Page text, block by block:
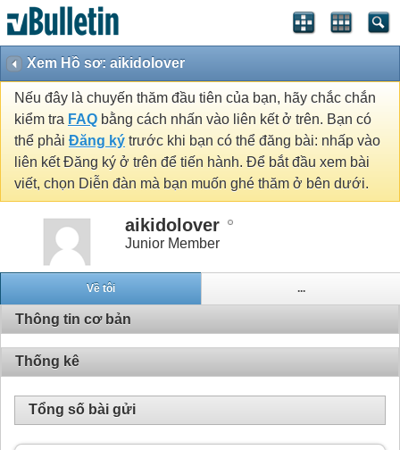
Xem Hồ sơ: aikidolover
Nếu đây là chuyến thăm đầu tiên của bạn, hãy chắc chắn
kiểm tra FAQ bằng cách nhấn vào liên kết ở trên. Bạn có
thể phải Đăng ký trước khi bạn có thể đăng bài: nhấp vào
liên kết Đăng ký ở trên để tiến hành. Để bắt đầu xem bài
viết, chọn Diễn đàn mà bạn muốn ghé thăm ở bên dưới.
aikidolover
Junior Member
Về tôi ...
Thông tin cơ bản
Thống kê
Tổng số bài gửi